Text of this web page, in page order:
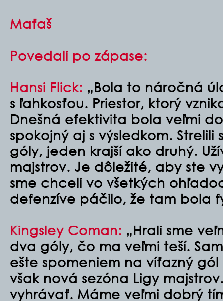
Maťaš
Povedali po zápase:
Hansi Flick: „Bola to náročná
s ľahkosťou. Priestor, ktorý
Dnešná efektivita bola veľmi
spokojný aj s výsledkom. Strelili
góly, jeden krajší ako druhý.
majstrov. Je dôležité, aby ste
sme chceli vo všetkých
defenzíve páčilo, že tam bola
Kingsley Coman: „Hrali sme
dva góly, čo ma veľmi teší.
ešte spomeniem na víťazný gól
však nová sezóna Ligy
vyhrávať. Máme veľmi dobrý